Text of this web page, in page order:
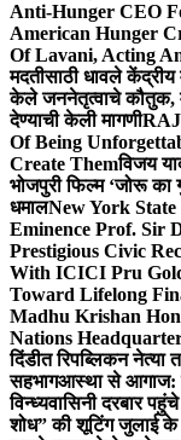
Anti-Hunger CEO
American Hunger
Of Lavani, Acting
मदतीसाठी धावले
केले जननेतृत्वाचे कौतुक,
देण्याची केली मागणी
Of Being
Create Themविजय
भोजपुरी फिल्म ‘जोरू का
धमालNew York
Eminence Prof. Sir
Prestigious Civic
With ICICI Pru
Toward Lifelong
Madhu Krishan
Nations
दिंडीत रिपब्लिकन नेत्या
सहभागआस्था से आगाज:
विन्ध्यवासिनी दरबार
शोध” की शूटिंग जुलाई